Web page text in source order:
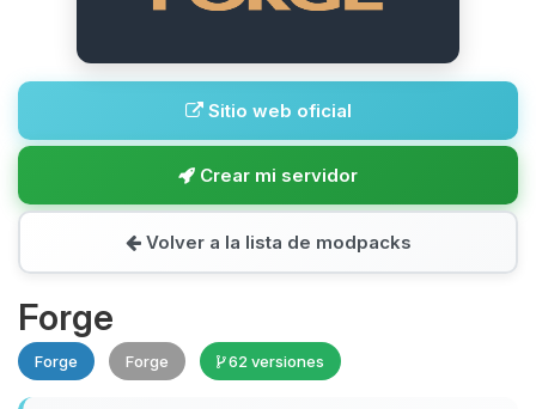
Sitio web oficial
Crear mi servidor
Volver a la lista de modpacks
Forge
Forge Forge 62 versiones